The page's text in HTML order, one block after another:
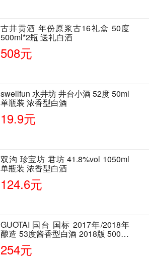
古井贡酒 年份原浆古16礼盒 50度
500ml*2瓶 送礼白酒
508元
swellfun 水井坊 井台小酒 52度 50ml
单瓶装 浓香型白酒
19.9元
双沟 珍宝坊 君坊 41.8%vol 1050ml
单瓶装 浓香型白酒
124.6元
GUOTAI 国台 国标 2017年/2018年
酿造 53度酱香型白酒 2018版 500ml
单瓶装
254元